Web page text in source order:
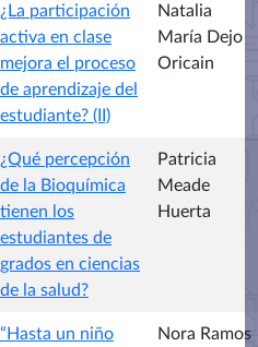
¿La participación
activa en clase
mejora el proceso
de aprendizaje del
estudiante? (II)
Natalia
María Dejo
Oricain
¿Qué percepción
de la Bioquímica
tienen los
estudiantes de
grados en ciencias
de la salud?
Patricia
Meade
Huerta
“Hasta un niño
Nora Ramos